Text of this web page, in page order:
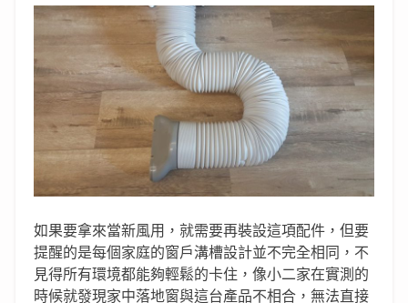
如果要拿來當新風用，就需要再裝設這項配件，但要
提醒的是每個家庭的窗戶溝槽設計並不完全相同，不
見得所有環境都能夠輕鬆的卡住，像小二家在實測的
時候就發現家中落地窗與這台產品不相合，無法直接